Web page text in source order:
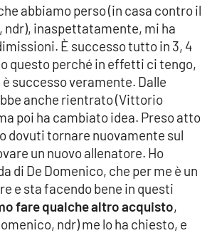
Vietnam
insieme
abbiamo perso (in casa contro il
ndr), inaspettatamente, mi ha
È successo tutto in 3, 4
questo perché in effetti ci tengo,
successo veramente. Dalle
anche rientrato (Vittorio
poi ha cambiato idea. Preso atto
dovuti tornare nuovamente sul
un nuovo allenatore. Ho
di De Domenico, che per me è un
e sta facendo bene in questi
fare qualche altro acquisto,
ndr) me lo ha chiesto, e